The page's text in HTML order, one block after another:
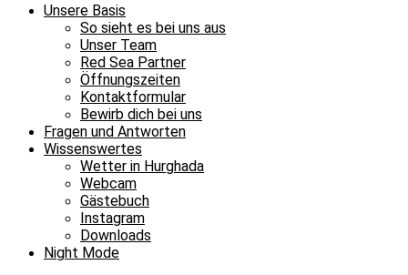
Unsere Basis
So sieht es bei uns aus
Unser Team
Red Sea Partner
Öffnungszeiten
Kontaktformular
Bewirb dich bei uns
Fragen und Antworten
Wissenswertes
Wetter in Hurghada
Webcam
Gästebuch
Instagram
Downloads
Night Mode